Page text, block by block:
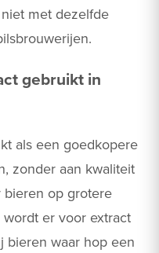
met dezelfde
gebruikt in
als een goedkopere
zonder aan kwaliteit
bieren op grotere
er voor extract
bieren waar hop een